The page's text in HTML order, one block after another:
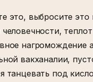
это, выбросите
человечности,
нагромождение
вакханалии,
танцевать под